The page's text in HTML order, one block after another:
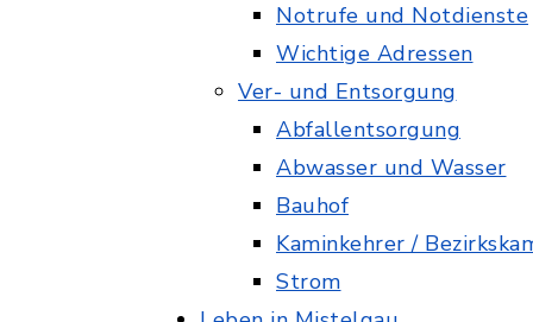
Notrufe und Notdienste
Wichtige Adressen
Ver- und Entsorgung
Abfallentsorgung
Abwasser und Wasser
Bauhof
Kaminkehrer /
Strom